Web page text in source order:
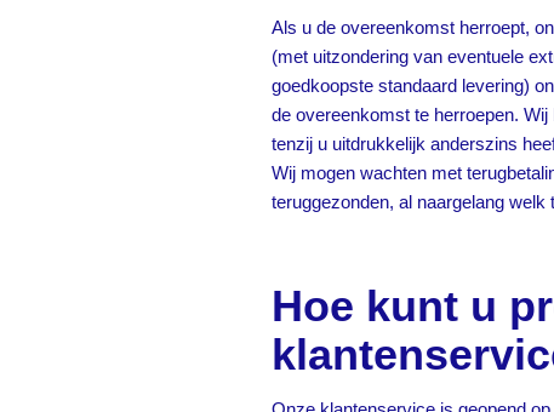
Als u de overeenkomst herroept,
(met uitzondering van eventuele
goedkoopste standaard levering)
de overeenkomst te herroepen.
tenzij u uitdrukkelijk anderszins
Wij mogen wachten met
teruggezonden, al naargelang welk
Hoe kunt u